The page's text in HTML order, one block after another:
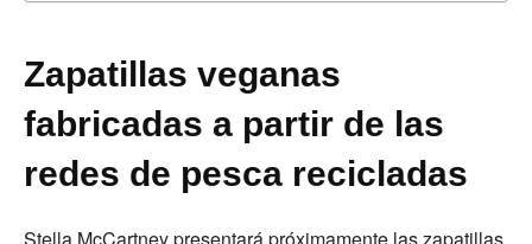
Zapatillas veganas
fabricadas a partir de las
redes de pesca recicladas